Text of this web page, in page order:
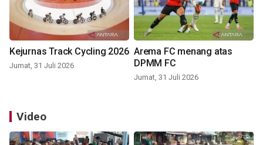
Kejurnas Track Cycling 2026
Jumat, 31 Juli 2026
Arema FC menang atas
DPMM FC
Jumat, 31 Juli 2026
Video